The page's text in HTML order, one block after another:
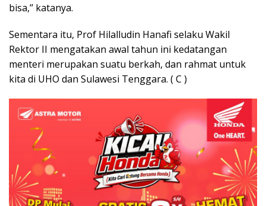
bisa,’’ katanya.
Sementara itu, Prof Hilalludin Hanafi selaku Wakil
Rektor II mengatakan awal tahun ini kedatangan
menteri merupakan suatu berkah, dan rahmat untuk
kita di UHO dan Sulawesi Tenggara. ( C )